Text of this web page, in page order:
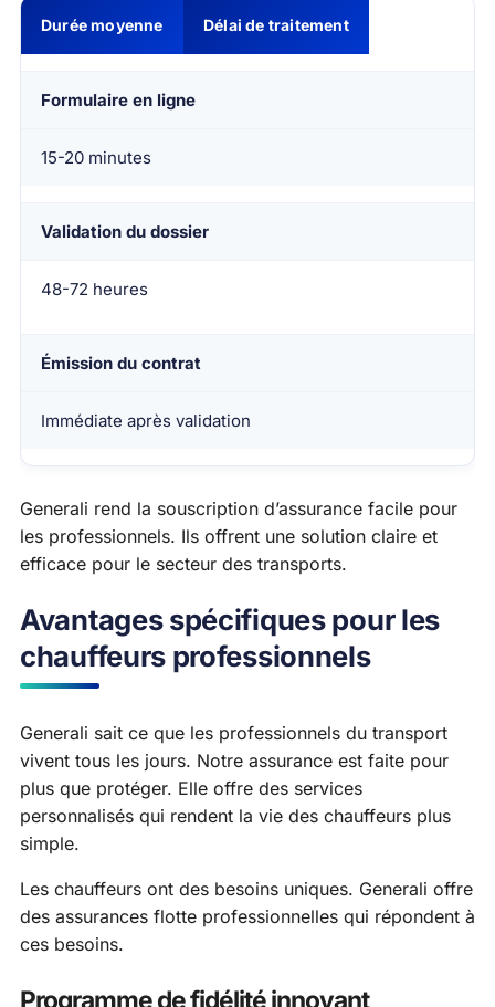
Durée moyenne Délai de traitement
Formulaire en ligne
15-20 minutes
Validation du dossier
48-72 heures
Émission du contrat
Immédiate après validation
Generali rend la souscription d’assurance facile pour
les professionnels. Ils offrent une solution claire et
efficace pour le secteur des transports.
Avantages spécifiques pour les
chauffeurs professionnels
Generali sait ce que les professionnels du transport
vivent tous les jours. Notre assurance est faite pour
plus que protéger. Elle offre des services
personnalisés qui rendent la vie des chauffeurs plus
simple.
Les chauffeurs ont des besoins uniques. Generali offre
des assurances flotte professionnelles qui répondent à
ces besoins.
Programme de fidélité innovant